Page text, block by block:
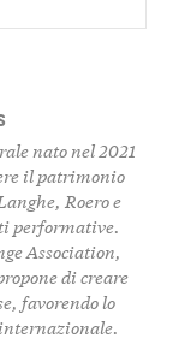
nato nel 2021
il patrimonio
Roero e
performative.
Association,
di creare
favorendo lo